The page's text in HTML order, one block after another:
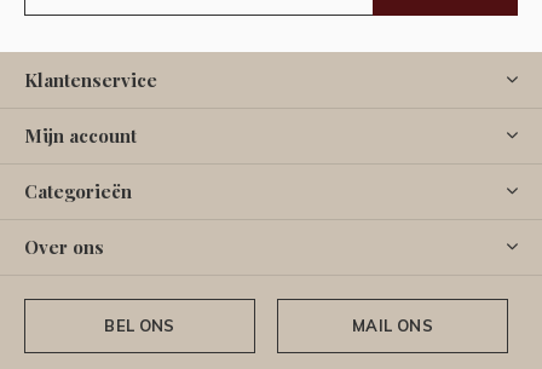
Klantenservice
Mijn account
Categorieën
Over ons
BEL ONS MAIL ONS